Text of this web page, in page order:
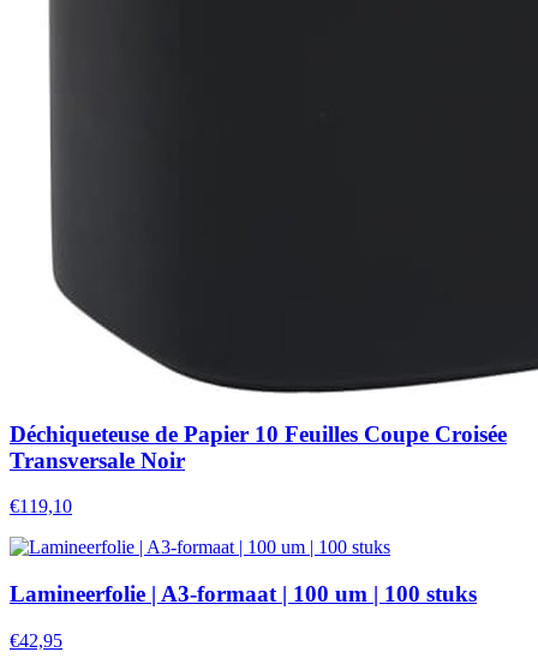
Déchiqueteuse de Papier 10 Feuilles Coupe Croisée
Transversale Noir
€119,10
Lamineerfolie | A3-formaat | 100 um | 100 stuks
€42,95